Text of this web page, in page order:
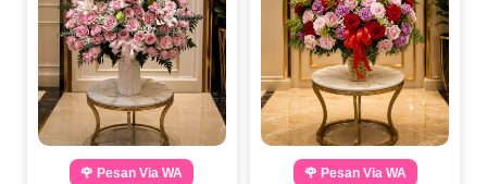
🌹 Pesan Via WA 🌹 Pesan Via WA